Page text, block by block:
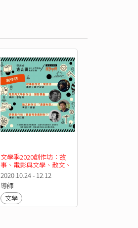
文學季2020創作坊：故
事、電影與文學、散文、
詩歌
2020.10.24 - 12.12
導師
文學